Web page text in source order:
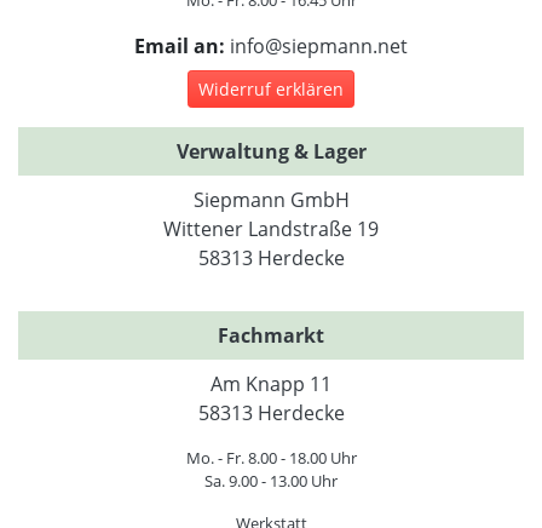
Email an: info@siepmann.net
Widerruf erklären
Verwaltung & Lager
Siepmann GmbH
Wittener Landstraße 19
58313 Herdecke
Fachmarkt
Am Knapp 11
58313 Herdecke
Mo. - Fr. 8.00 - 18.00 Uhr
Sa. 9.00 - 13.00 Uhr
Werkstatt